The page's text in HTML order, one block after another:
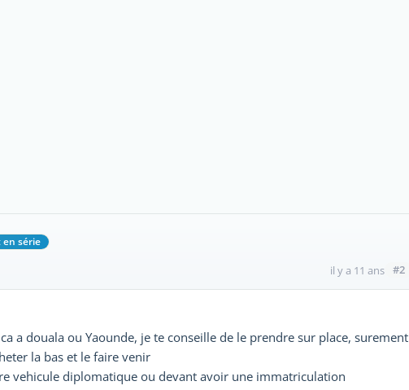
en série
il y a 11 ans #2
a douala ou Yaounde, je te conseille de le prendre sur place, surement
la bas et le faire venir
vehicule diplomatique ou devant avoir une immatriculation